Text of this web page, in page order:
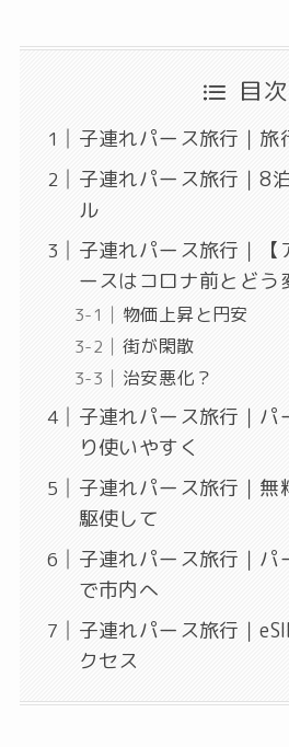
目次
子連れパース旅行｜旅
子連れパース旅行｜8
ル
子連れパース旅行｜【
ースはコロナ前とどう
物価上昇と円安
街が閑散
治安悪化？
子連れパース旅行｜パ
り使いやすく
子連れパース旅行｜無
駆使して
子連れパース旅行｜パ
で市内へ
子連れパース旅行｜
クセス